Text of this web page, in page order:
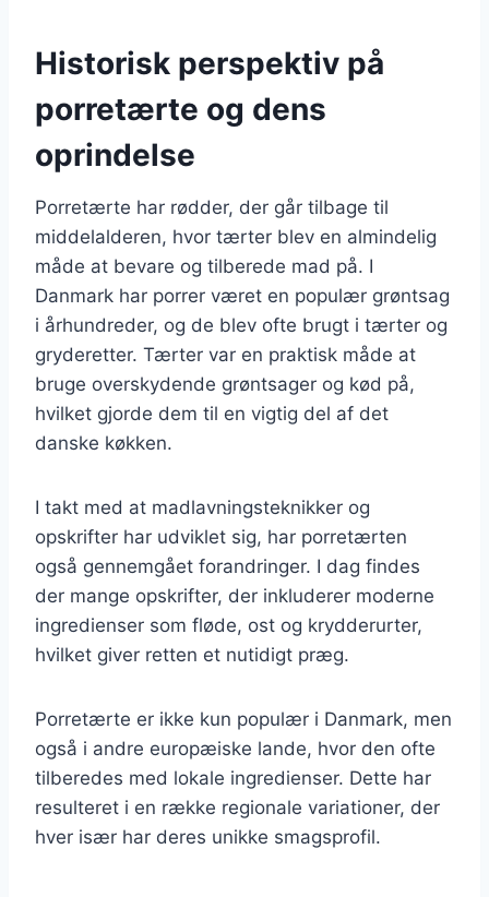
Historisk perspektiv på
porretærte og dens
oprindelse
Porretærte har rødder, der går tilbage til
middelalderen, hvor tærter blev en almindelig
måde at bevare og tilberede mad på. I
Danmark har porrer været en populær grøntsag
i århundreder, og de blev ofte brugt i tærter og
gryderetter. Tærter var en praktisk måde at
bruge overskydende grøntsager og kød på,
hvilket gjorde dem til en vigtig del af det
danske køkken.
I takt med at madlavningsteknikker og
opskrifter har udviklet sig, har porretærten
også gennemgået forandringer. I dag findes
der mange opskrifter, der inkluderer moderne
ingredienser som fløde, ost og krydderurter,
hvilket giver retten et nutidigt præg.
Porretærte er ikke kun populær i Danmark, men
også i andre europæiske lande, hvor den ofte
tilberedes med lokale ingredienser. Dette har
resulteret i en række regionale variationer, der
hver især har deres unikke smagsprofil.